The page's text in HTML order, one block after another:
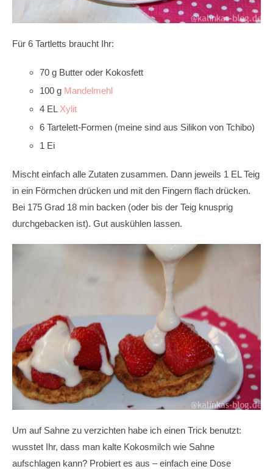
Für 6 Tartletts braucht Ihr:
70 g Butter oder Kokosfett
100 g Mandelmehl
4 EL Xylit
6 Tartelett-Formen (meine sind aus Silikon von Tchibo)
1 Ei
Mischt einfach alle Zutaten zusammen. Dann jeweils 1 EL Teig
in ein Förmchen drücken und mit den Fingern flach drücken.
Bei 175 Grad 18 min backen (oder bis der Teig knusprig
durchgebacken ist). Gut auskühlen lassen.
Um auf Sahne zu verzichten habe ich einen Trick benutzt:
wusstet Ihr, dass man kalte Kokosmilch wie Sahne
aufschlagen kann? Probiert es aus – einfach eine Dose